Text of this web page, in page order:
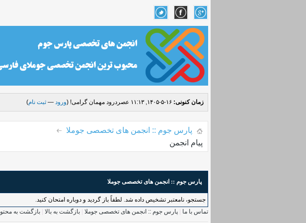
زمان کنونی: ۱۶-۵-۱۴۰۵, ۱۱:۱۳ عصر درود مهمان گرامی! (ورود — ثبت نام)
پارس جوم :: انجمن های تخصصی جوملا
پیام انجمن
پارس جوم :: انجمن های تخصصی جوملا
جستجو، نامعتبر تشخیص داده شد. لطفاً باز گردید و دوباره امتحان کنید.
تماس با ما
پارس جوم :: انجمن های تخصصی جوملا بازگشت به بالا بازگشت به محتوا